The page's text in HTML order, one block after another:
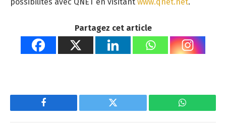
Partagez cet article
Facebook Twitter WhatsApp